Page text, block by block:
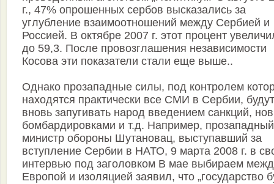
г., 47% опрошенных сербов высказались за
углубление взаимоотношений между Сербией и
Россией. В октябре 2007 г. этот процент
до 59,3. После провозглашения независимости
Косова эти показатели стали еще выше..
Однако прозападные силы, под контролем
находятся практически все СМИ в Сербии, будут
вновь запугивать народ введением санкций,
бомбардировками и т.д. Например, прозападный
министр обороны Шутановац, выступавший за
вступление Сербии в НАТО, 9 марта 2008 г. в
интервью под заголовком В мае выбираем
Европой и изоляцией заявил, что „государство